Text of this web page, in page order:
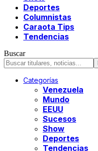
Deportes
Columnistas
Caraota Tips
Tendencias
Buscar
Categorías
Venezuela
Mundo
EEUU
Sucesos
Show
Deportes
Tendencias